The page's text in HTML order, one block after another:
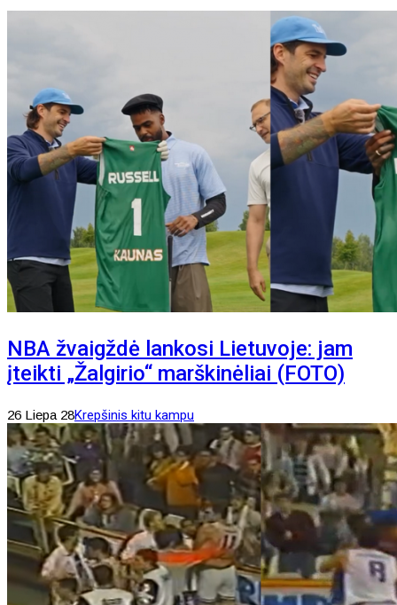
NBA žvaigždė lankosi Lietuvoje: jam
įteikti „Žalgirio“ marškinėliai (FOTO)
26 Liepa 28Krepšinis kitu kampu